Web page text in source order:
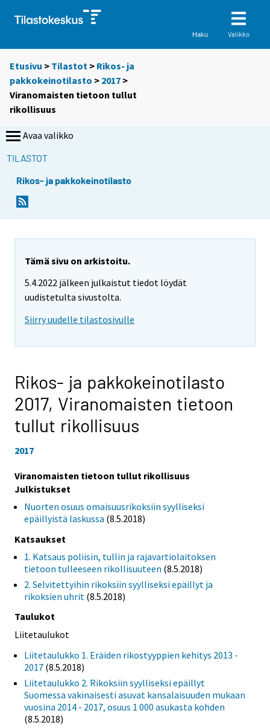
Haku Valikko
Etusivu > Tilastot > Rikos- ja
pakkokeinotilasto > 2017 >
Viranomaisten tietoon tullut
rikollisuus
Avaa valikko
TILASTOT
Rikos- ja pakkokeinotilasto
Tämä sivu on arkistoitu.
5.4.2022 jälkeen julkaistut tiedot löydät
uudistetulta sivustolta.
Siirry uudelle tilastosivulle
Rikos- ja pakkokeinotilasto
2017, Viranomaisten tietoon
tullut rikollisuus
2017
Viranomaisten tietoon tullut rikollisuus
Julkistukset
Nuorten osuus omaisuusrikoksiin syylliseksi
epäillyistä laskussa (8.5.2018)
Katsaukset
1. Katsaus poliisin, tullin ja rajavartiolaitoksen
tietoon tulleeseen rikollisuuteen (8.5.2018)
2. Selvitettyihin rikoksiin syylliseksi epäillyt ja
rikoksien uhrit (8.5.2018)
Taulukot
Liitetaulukot
Liitetaulukko 1. Eräiden rikostyyppien kehitys 2013 -
2017 (8.5.2018)
Liitetaulukko 2. Rikoksiin syylliseksi epäillyt
Suomessa vakinaisesti asuvat kansalaisuuden mukaan
vuosina 2014 - 2017, osuus 1 000 asukasta kohden
(8.5.2018)